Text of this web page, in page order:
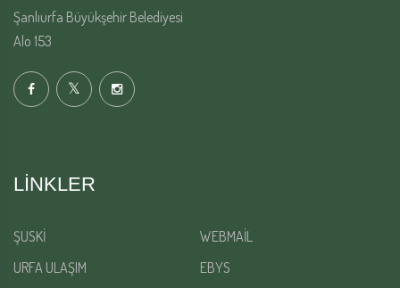
Şanlıurfa Büyükşehir Belediyesi
Alo 153
LINKLER
ŞUSKİ
WEBMAİL
URFA ULAŞIM
EBYS